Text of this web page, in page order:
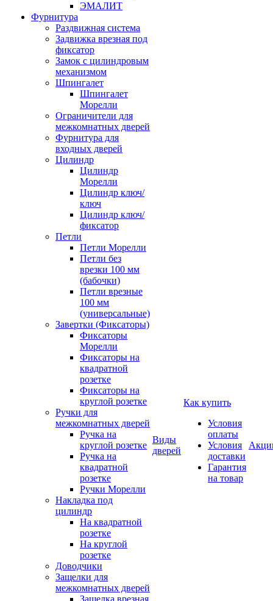
ЭМАЛИТ
Фурнитура
Раздвижная система
Задвижка врезная под
фиксатор
Замок с цилиндровым
механизмом
Шпингалет
Шпингалет
Морелли
Ограничители для
межкомнатных дверей
Фурнитура для
входных дверей
Цилиндр
Цилиндр
Морелли
Цилиндр ключ/
ключ
Цилиндр ключ/
фиксатор
Петли
Петли Морелли
Петли без
врезки 100 мм
(бабочки)
Петли врезные
100 мм
(универсальные)
Завертки (Фиксаторы)
Фиксаторы
Морелли
Фиксаторы на
квадратной
розетке
Фиксаторы на
круглой розетке
Ручки для
межкомнатных дверей
Ручка на
круглой розетке
Ручка на
квадратной
розетке
Ручки Морелли
Накладка под
цилиндр
На квадратной
розетке
На круглой
розетке
Доводчики
Защелки для
межкомнатных дверей
Защелка врезная
Виды
дверей
Как купить
Условия
оплаты
Условия
доставки
Гарантия
на товар